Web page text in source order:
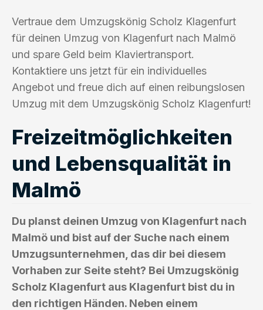
Vertraue dem Umzugskönig Scholz Klagenfurt
für deinen Umzug von Klagenfurt nach Malmö
und spare Geld beim Klaviertransport.
Kontaktiere uns jetzt für ein individuelles
Angebot und freue dich auf einen reibungslosen
Umzug mit dem Umzugskönig Scholz Klagenfurt!
Freizeitmöglichkeiten
und Lebensqualität in
Malmö
Du planst deinen Umzug von Klagenfurt nach
Malmö und bist auf der Suche nach einem
Umzugsunternehmen, das dir bei diesem
Vorhaben zur Seite steht? Bei Umzugskönig
Scholz Klagenfurt aus Klagenfurt bist du in
den richtigen Händen. Neben einem